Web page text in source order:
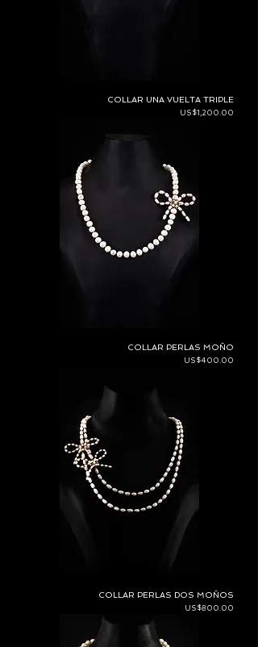
COLLAR UNA VUELTA TRIPLE
Price
US$1,200.00
COLLAR PERLAS MOÑO
Price
US$400.00
COLLAR PERLAS DOS MOÑOS
Price
US$800.00